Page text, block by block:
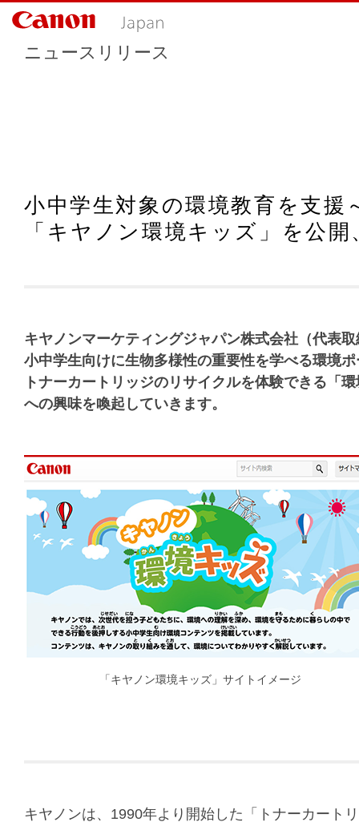
ニュースリリース
小中学生対象の環境教育を支援
「キヤノン環境キッズ」を公
キヤノンマーケティングジャパン株式会社（代表
小中学生向けに生物多様性の重要性を学べる環境
トナーカートリッジのリサイクルを体験できる「
への興味を喚起していきます。
「キヤノン環境キッズ」サイトイメージ
キヤノンは、1990年より開始した「トナーカート